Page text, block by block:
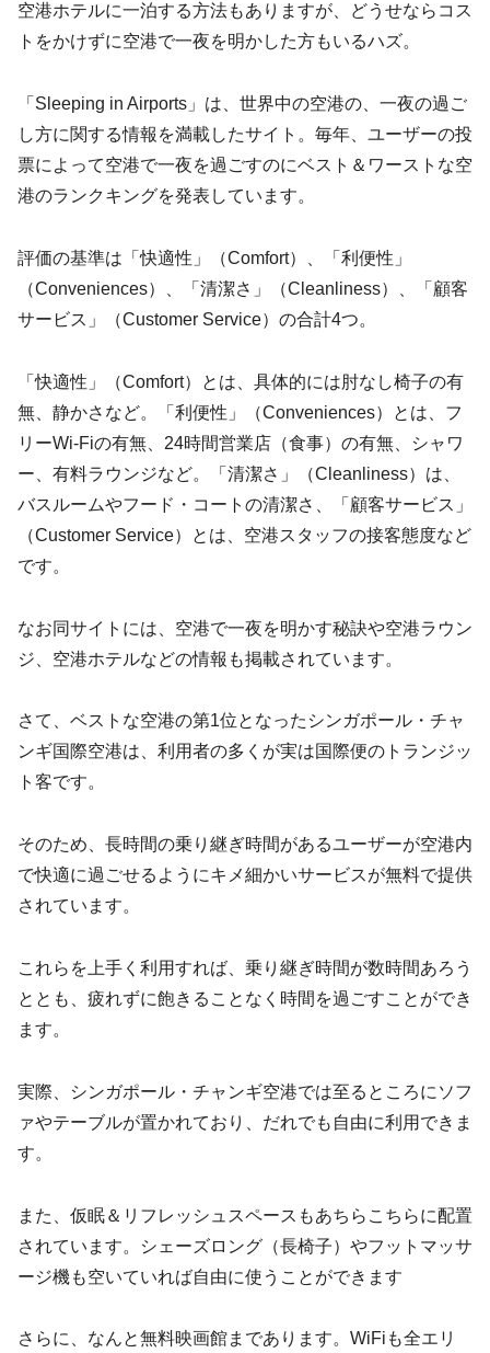
空港ホテルに一泊する方法もありますが、どうせならコス
トをかけずに空港で一夜を明かした方もいるハズ。
「Sleeping in Airports」は、世界中の空港の、一夜の過ご
し方に関する情報を満載したサイト。毎年、ユーザーの投
票によって空港で一夜を過ごすのにベスト＆ワーストな空
港のランクキングを発表しています。
評価の基準は「快適性」（Comfort）、「利便性」
（Conveniences）、「清潔さ」（Cleanliness）、「顧客
サービス」（Customer Service）の合計4つ。
「快適性」（Comfort）とは、具体的には肘なし椅子の有
無、静かさなど。「利便性」（Conveniences）とは、フ
リーWi-Fiの有無、24時間営業店（食事）の有無、シャワ
ー、有料ラウンジなど。「清潔さ」（Cleanliness）は、
バスルームやフード・コートの清潔さ、「顧客サービス」
（Customer Service）とは、空港スタッフの接客態度など
です。
なお同サイトには、空港で一夜を明かす秘訣や空港ラウン
ジ、空港ホテルなどの情報も掲載されています。
さて、ベストな空港の第1位となったシンガポール・チャ
ンギ国際空港は、利用者の多くが実は国際便のトランジッ
ト客です。
そのため、長時間の乗り継ぎ時間があるユーザーが空港内
で快適に過ごせるようにキメ細かいサービスが無料で提供
されています。
これらを上手く利用すれば、乗り継ぎ時間が数時間あろう
ととも、疲れずに飽きることなく時間を過ごすことができ
ます。
実際、シンガポール・チャンギ空港では至るところにソフ
ァやテーブルが置かれており、だれでも自由に利用できま
す。
また、仮眠＆リフレッシュスペースもあちらこちらに配置
されています。シェーズロング（長椅子）やフットマッサ
ージ機も空いていれば自由に使うことができます
さらに、なんと無料映画館まであります。WiFiも全エリ